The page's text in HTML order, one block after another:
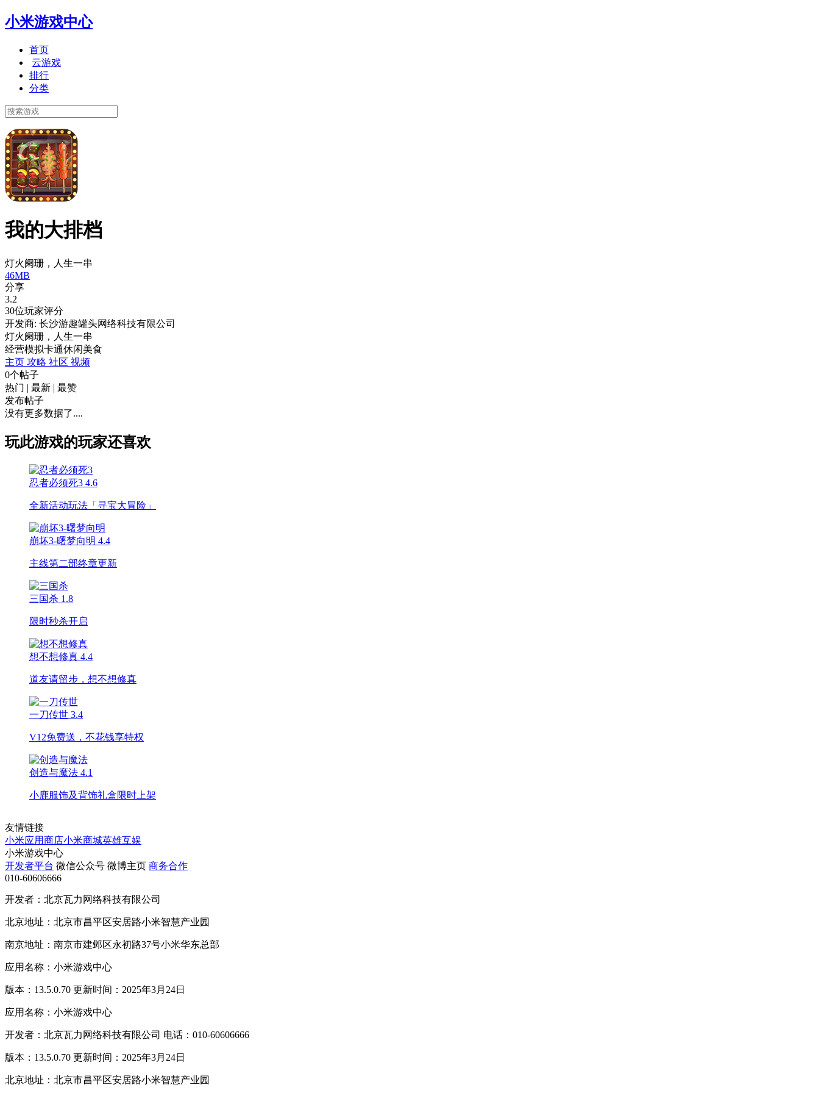
小米游戏中心
首页
云游戏
排行
分类
我的大排档
灯火阑珊，人生一串
46MB
分享
3.2
30位玩家评分
开发商: 长沙游趣罐头网络科技有限公司
灯火阑珊，人生一串
经营模拟卡通休闲美食
主页 攻略 社区 视频
0个帖子
热门 | 最新 | 最赞
发布帖子
没有更多数据了....
玩此游戏的玩家还喜欢
忍者必须死3 4.6
全新活动玩法「寻宝大冒险」
崩坏3-曙梦向明 4.4
主线第二部终章更新
三国杀 1.8
限时秒杀开启
想不想修真 4.4
道友请留步，想不想修真
一刀传世 3.4
V12免费送，不花钱享特权
创造与魔法 4.1
小鹿服饰及背饰礼盒限时上架
友情链接
小米应用商店小米商城英雄互娱
小米游戏中心
开发者平台 微信公众号 微博主页 商务合作
010-60606666
开发者：北京瓦力网络科技有限公司
北京地址：北京市昌平区安居路小米智慧产业园
南京地址：南京市建邺区永初路37号小米华东总部
应用名称：小米游戏中心
版本：13.5.0.70 更新时间：2025年3月24日
应用名称：小米游戏中心
开发者：北京瓦力网络科技有限公司 电话：010-60606666
版本：13.5.0.70 更新时间：2025年3月24日
北京地址：北京市昌平区安居路小米智慧产业园